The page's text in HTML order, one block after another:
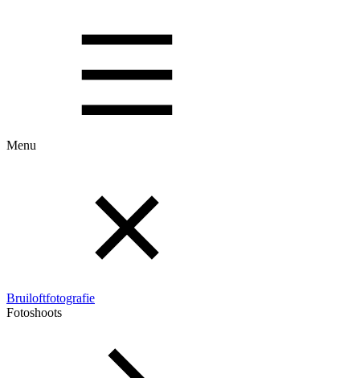
Menu
Bruiloftfotografie
Fotoshoots